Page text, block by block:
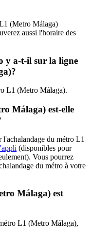
(Metro Málaga)
aussi l'horaire des
y a-t-il sur la ligne
L1 (Metro Málaga).
Málaga) est-elle
du métro L1
(disponibles pour
Vous pourrez
du métro à votre
Málaga) est
L1 (Metro Málaga),